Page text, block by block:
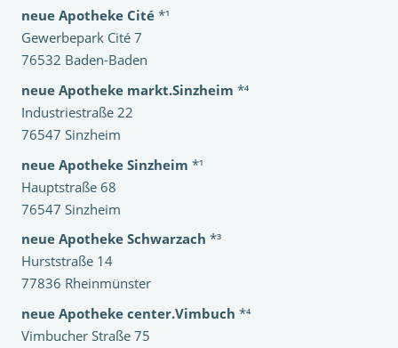
neue Apotheke Cité *¹
Gewerbepark Cité 7
76532 Baden-Baden
neue Apotheke markt.Sinzheim *⁴
Industriestraße 22
76547 Sinzheim
neue Apotheke Sinzheim *¹
Hauptstraße 68
76547 Sinzheim
neue Apotheke Schwarzach *³
Hurststraße 14
77836 Rheinmünster
neue Apotheke center.Vimbuch *⁴
Vimbucher Straße 75